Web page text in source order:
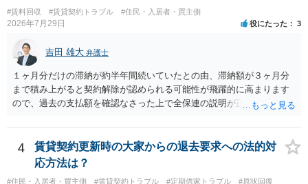
ります。そのため、地主に無断でお骨を埋める行為は、他人の所有権
を侵害する行為や、借地人としての善管注意義務違反とみなされる可
能性が高いのが私見です。 どうしてもお近くで供養されたい場合は、
事前に地主へ相談して許可を得るか、土地に直接埋めずに大きめの鉢
植え等で供養する「プランター葬」や、ペット霊園等への納骨を検討
されるのが確実かと思います。
#賃料回収 #賃貸契約トラブル #住民・入居者・買主側
2026年7月29日 役にたった 3
吉田 雄大 弁護士
１ヶ月分だけの滞納が約半年間続いていたとの由、滞納額が３ヶ月分
まで積み上がると契約解除が認められる可能性が飛躍的に高まります
ので、過去の支払額を確認なさった上で全保連の説明が正しければ、
た理由は気になるところですが、中身のある返答は期待できないと思
います。
4
賃貸契約更新時の大家からの退去要求への法的対
応方法は？
#住民・入居者・買主側 #賃貸契約トラブル #定期借家トラブル
#原状回復